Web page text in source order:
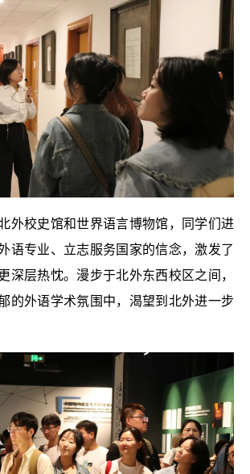
外校史馆和世界语言博物馆，同学们进
语专业、立志服务国家的信念，激发了
深层热忱。漫步于北外东西校区之间，
的外语学术氛围中，渴望到北外进一步